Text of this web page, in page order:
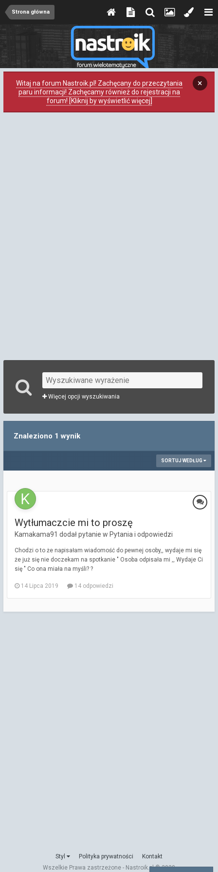
Strona główna
Witaj na forum Nastroik.pl! Zachęcany do przeczytania
paru informacji! Zachęcamy również do rejestracji na
forum! [Kliknij by wyświetlić więcej]
×
Więcej opcji wyszukiwania
Znaleziono 1 wynik
SORTUJ WEDŁUG
Wytłumaczcie mi to proszę
Kamakama91 dodał pytanie w Pytania i odpowiedzi
Chodzi o to że napisałam wiadomość do pewnej osoby,, wydaje mi się
że już się nie doczekam na spotkanie " Osoba odpisała mi ,, Wydaje Ci
się " Co ona miała na myśli? ?
14 Lipca 2019 14 odpowiedzi
Styl Polityka prywatności
Kontakt
Wszelkie Prawa zastrzeżone - Nastroik.pl © 2020